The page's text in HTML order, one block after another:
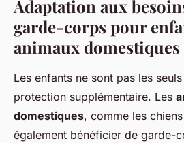
Adaptation aux
garde-corps pour
animaux domestiques
Les enfants ne sont pas les
protection supplémentaire. Les
domestiques, comme les
également bénéficier de garde-